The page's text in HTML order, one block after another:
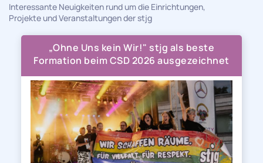
Interessante Neuigkeiten rund um die Einrichtungen,
Projekte und Veranstaltungen der stjg
„Ohne Uns kein Wir!" stjg als beste
Formation beim CSD 2026 ausgezeichnet